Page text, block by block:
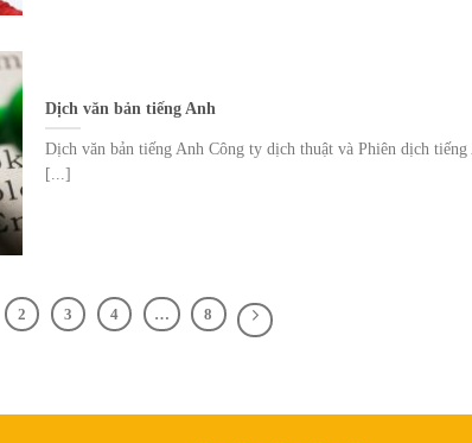
Dịch văn bản tiếng Anh
Dịch văn bản tiếng Anh Công ty dịch thuật và Phiên dịch tiếng
[...]
2 3 4 … 8